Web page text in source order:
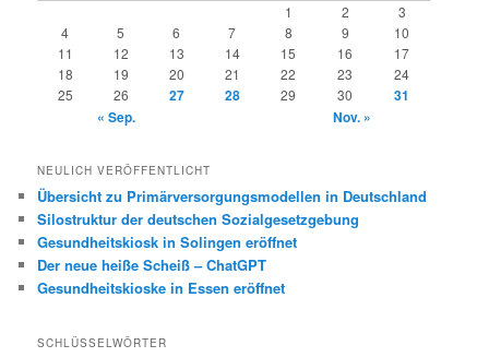
1 2
3
4
5 6 7 8 9
10
11
12 13 14 15 16
17
18
19 20 21 22 23
24
25
26 27 28 29 30
31
« Sep.
Nov. »
NEULICH VERÖFFENTLICHT
Übersicht zu Primärversorgungsmodellen in Deutschland
Silostruktur der deutschen Sozialgesetzgebung
Gesundheitskiosk in Solingen eröffnet
Der neue heiße Scheiß – ChatGPT
Gesundheitskioske in Essen eröffnet
SCHLÜSSELWÖRTER